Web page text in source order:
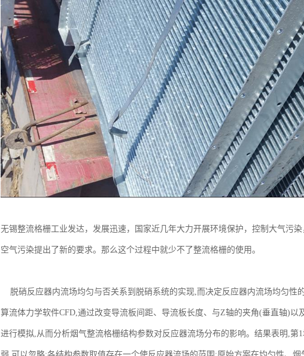
无锡整流格栅工业发达，发展迅速，国家近几年大力开展环境保护，控制大气污
空气污染提出了新的要求。那么这个过程中就少不了整流格栅的使用。
脱硝反应器内流场均匀与否关系到脱硝系统的实现,而决定反应器内流场均匀性
算流体力学软件CFD,通过改变导流板间距、导流板长度、与Z轴的夹角(垂直轴)
进行模拟,从而分析烟气整流格栅结构参数对反应器流场分布的影响。结果表明,